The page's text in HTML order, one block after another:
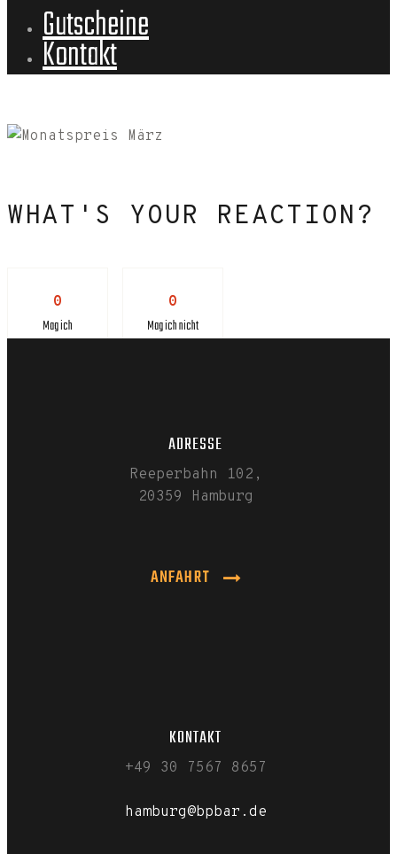
Gutscheine
Kontakt
WHAT'S YOUR REACTION?
0
Mag ich
0
Mag ich nicht
ADRESSE
Reeperbahn 102,
20359 Hamburg
ANFAHRT
KONTAKT
+49 30 7567 8657
hamburg@bpbar.de